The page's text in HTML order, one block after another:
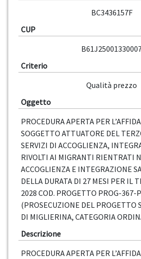
BC3436157F
CUP
Criterio
Qualità prezzo
Oggetto
PROCEDURA APERTA PER
SOGGETTO ATTUATORE DEL
SERVIZI DI ACCOGLIENZA,
RIVOLTI AI MIGRANTI RIENTRATI
ACCOGLIENZA E INTEGRAZIONE
DELLA DURATA DI 27 MESI PER IL
2028 COD. PROGETTO PROG-367-
(PROSECUZIONE DEL PROGETTO
DI MIGLIERINA, CATEGORIA
Descrizione
PROCEDURA APERTA PER